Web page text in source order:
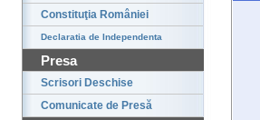
Constituţia României
Declaratia de Independenta
Presa
Scrisori Deschise
Comunicate de Presă